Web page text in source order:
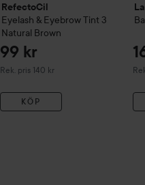
RefectoCil
Eyelash & Eyebrow Tint 3
Natural Brown
99 kr
Rek. pris 140 kr
Rekommenderat pris 140 kr
KÖP